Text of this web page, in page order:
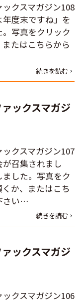
クスマガジン108
度末ですね」を
写真をクリック
またはこちらから
続きを読む
ックスマガジ
クスマガジン107
召集されまし
した。写真をク
くか、またはこち
さい…
続きを読む
ックスマガジ
クスマガジン106